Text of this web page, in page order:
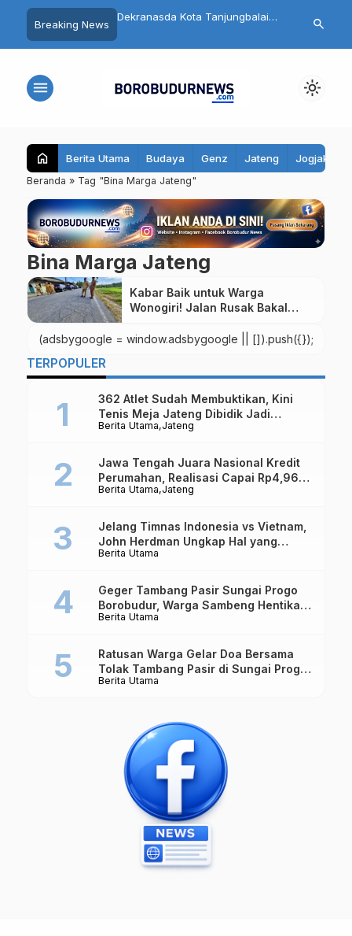
Breaking News
Dekranasda Kota Tanjungbalai
di Kota Magelang
Cegah
Kesehatan
search
menu light_mode
home Berita Utama Budaya Genz Jateng Jogjakarta
Beranda » Tag "Bina Marga Jateng"
Bina Marga Jateng
Kabar Baik untuk Warga
Wonogiri! Jalan Rusak Bakal
Lipat
(adsbygoogle = window.adsbygoogle || []).push({});
TERPOPULER
Berita Utama Jateng
362 Atlet Sudah Membuktikan, Kini
Tenis Meja Jateng Dibidik Jadi
Kekuatan Nasional
Berita Utama Jateng
Jawa Tengah Juara Nasional Kredit
Perumahan, Realisasi Capai Rp4,96
Triliun
Berita Utama
Jelang Timnas Indonesia vs Vietnam,
John Herdman Ungkap Hal yang
Dipertaruhkan
Berita Utama
Geger Tambang Pasir Sungai Progo
Borobudur, Warga Sambeng Hentikan
Alat Berat dan Usir Truk
Berita Utama
Ratusan Warga Gelar Doa Bersama
Tolak Tambang Pasir di Sungai Progo
Borobudur